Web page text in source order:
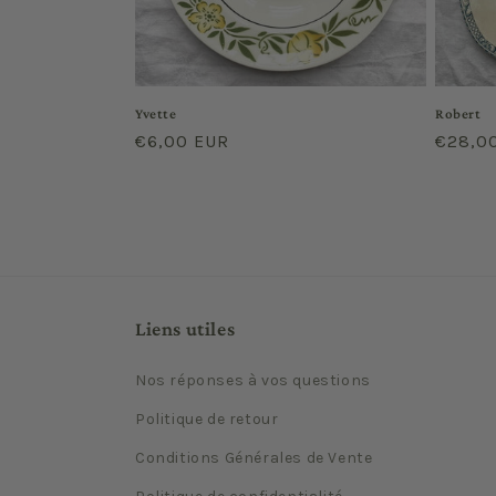
Yvette
Prix
€6,00 EUR
Robert
Prix
Liens utiles
Nos réponses à vos questions
Politique de retour
Conditions Générales de Vente